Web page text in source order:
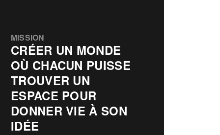
MISSION
CRÉER UN MONDE
OÙ CHACUN PUISSE
TROUVER UN
ESPACE POUR
DONNER VIE À SON
IDÉE